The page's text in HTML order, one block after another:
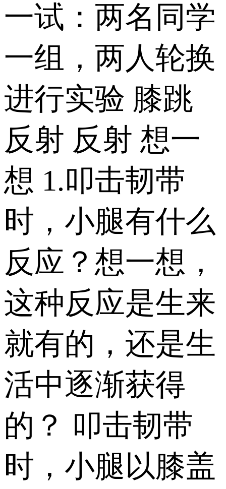
一试：两名同学
一组，两人轮换
进行实验 膝跳
反射 反射 想一
想 1.叩击韧带
时，小腿有什么
反应？想一想，
这种反应是生来
就有的，还是生
活中逐渐获得
的？ 叩击韧带
时，小腿以膝盖